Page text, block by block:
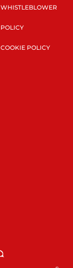
WHISTLEBLOWER
POLICY
COOKIE POLICY